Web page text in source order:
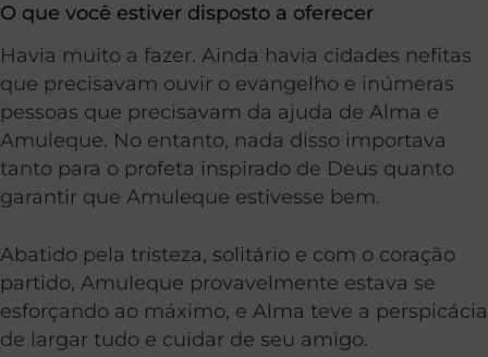
O que você estiver disposto a oferecer
Havia muito a fazer. Ainda havia cidades nefitas
que precisavam ouvir o evangelho e inúmeras
pessoas que precisavam da ajuda de Alma e
Amuleque. No entanto, nada disso importava
tanto para o profeta inspirado de Deus quanto
garantir que Amuleque estivesse bem.
Abatido pela tristeza, solitário e com o coração
partido, Amuleque provavelmente estava se
esforçando ao máximo, e Alma teve a perspicácia
de largar tudo e cuidar de seu amigo.